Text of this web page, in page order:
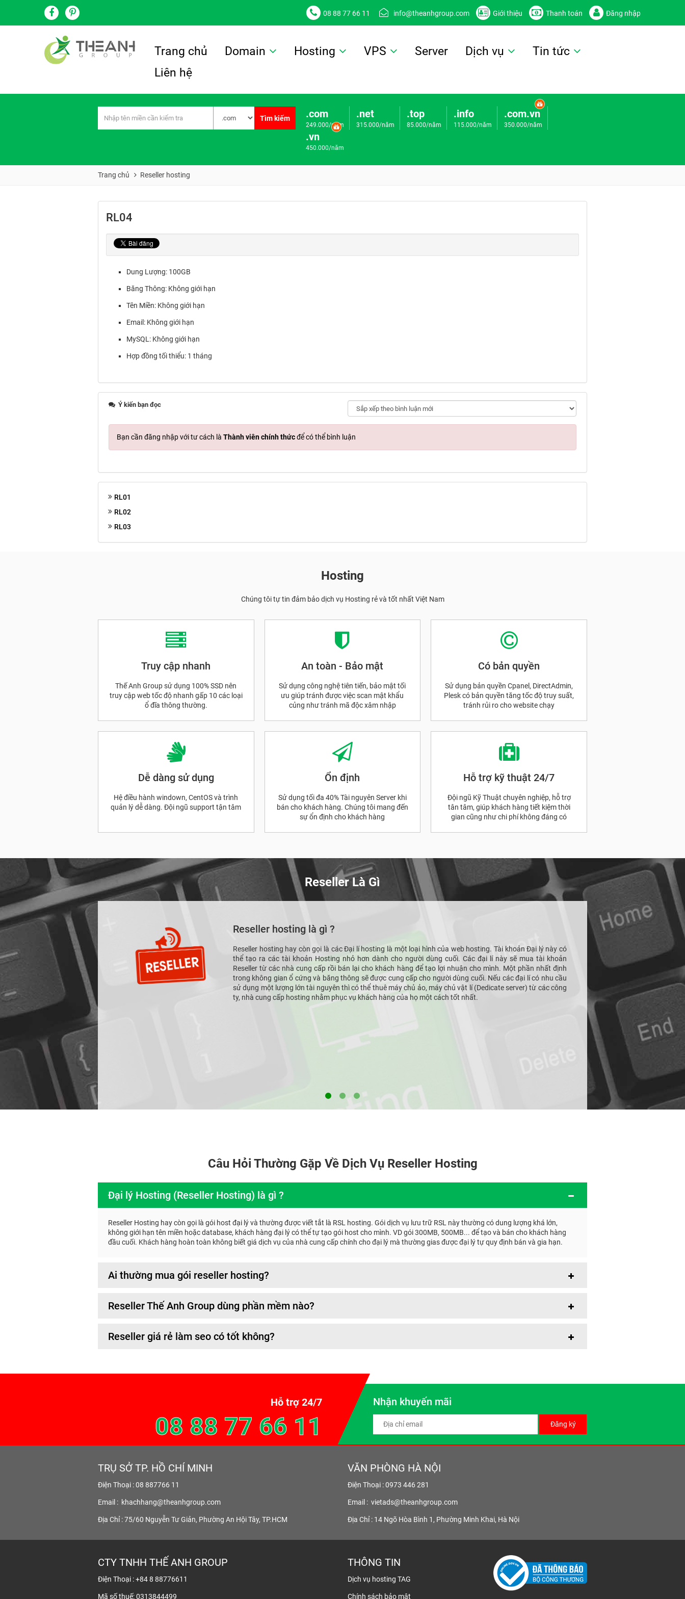
08 88 77 66 11 info@theanhgroup.com Giới thiệu Thanh toán Đăng nhập
Trang chủ Domain Hosting VPS Server Dịch vụ
Tin tức
Liên hệ
Tìm kiếm .com
249.000/năm
.net
315.000/năm
.top
85.000/năm
.info
115.000/năm
.com.vn
350.000/năm
.vn
450.000/năm
Trang chủ Reseller hosting
RL04
Dung Lượng: 100GB
Băng Thông: Không giới hạn
Tên Miền: Không giới hạn
Email: Không giới hạn
MySQL: Không giới hạn
Hợp đồng tối thiểu: 1 tháng
Ý kiến bạn đọc
Bạn cần đăng nhập với tư cách là Thành viên chính thứcđể có thể bình luận
RL01
RL02
RL03
Hosting
Chúng tôi tự tin đảm bảo dịch vụ Hosting rẻ và tốt nhất Việt Nam
Truy cập nhanh
Thế Anh Group sử dụng 100% SSD nên
truy cập web tốc độ nhanh gấp 10 các loại
ổ đĩa thông thường.
An toàn - Bảo mật
Sử dụng công nghệ tiên tiến, bảo mật tối
ưu giúp tránh được việc scan mật khẩu
củng như tránh mã độc xâm nhập
Có bản quyền
Sử dụng bản quyền Cpanel, DirectAdmin,
Plesk có bản quyền tăng tốc độ truy suất,
tránh rủi ro cho website chạy
Dễ dàng sử dụng
Hệ điều hành windown, CentOS và trình
quản lý dễ dàng. Đội ngũ support tận tâm
Ổn định
Sử dụng tối đa 40% Tài nguyên Server khi
bán cho khách hàng. Chúng tôi mang đến
sự ổn định cho khách hàng
Hỗ trợ kỹ thuật 24/7
Đội ngũ Kỹ Thuật chuyên nghiệp, hỗ trợ
tân tâm, giúp khách hàng tiết kiệm thời
gian cũng như chi phí không đáng có
Reseller Là Gì
Reseller hosting là gì ?
Reseller hosting hay còn gọi là các Đại lí hosting là một loại hình của web hosting. Tài khoản Đại lý này có
thể tạo ra các tài khoản Hosting nhỏ hơn dành cho người dùng cuối. Các đại lí này sẽ mua tài khoản
Reseller từ các nhà cung cấp rồi bán lại cho khách hàng để tạo lợi nhuận cho mình. Một phần nhất định
trong không gian ổ cứng và băng thông sẽ được cung cấp cho người dùng cuối. Nếu các đại lí có nhu cầu
sử dụng một lượng lớn tài nguyên thì có thể thuê máy chủ ảo, máy chủ vật lí (Dedicate server) từ các công
ty, nhà cung cấp hosting nhằm phục vụ khách hàng của họ một cách tốt nhất.
Câu Hỏi Thường Gặp Về Dịch Vụ Reseller Hosting
Đại lý Hosting (Reseller Hosting) là gì ?
Reseller Hosting hay còn gọi là gói host đại lý và thường được viết tắt là RSL hosting. Gói dịch vụ lưu trữ RSL này thường có dung lượng khá lớn,
không giới hạn tên miền hoặc database, khách hàng đại lý có thể tự tạo gói host cho mình. VD gói 300MB, 500MB... để tạo và bán cho khách hàng
đầu cuối. Khách hàng hoàn toàn không biết giá dịch vụ của nhà cung cấp chính cho đại lý mà thường gias được đại lý tự quy định bán và gia hạn.
Ai thường mua gói reseller hosting?
Reseller Thế Anh Group dùng phần mềm nào?
Reseller giá rẻ làm seo có tốt không?
Hỗ trợ 24/7
08 88 77 66 11
Nhận khuyến mãi
Đăng ký
TRỤ SỞ TP. HỒ CHÍ MINH
Điện Thoại : 08 887766 11
Email : khachhang@theanhgroup.com
Địa Chỉ : 75/60 Nguyễn Tư Giản, Phường An Hội Tây, TP.HCM
VĂN PHÒNG HÀ NỘI
Điện Thoại : 0973 446 281
Email : vietads@theanhgroup.com
Địa Chỉ : 14 Ngõ Hòa Bình 1, Phường Minh Khai, Hà Nội
CTY TNHH THẾ ANH GROUP
Điện Thoại : +84 8 88776611
Mã số thuế: 0313844499
THÔNG TIN
Dịch vụ hosting TAG
Chính sách bảo mật